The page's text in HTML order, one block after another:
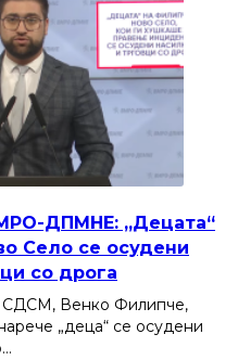
ДПМНЕ: „Децата“
Село се осудени
со дрога
СДСМ, Венко Филипче,
„деца“ се осудени